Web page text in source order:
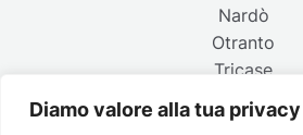
Diamo valore alla tua privacy
Nardò
Otranto
Tricase